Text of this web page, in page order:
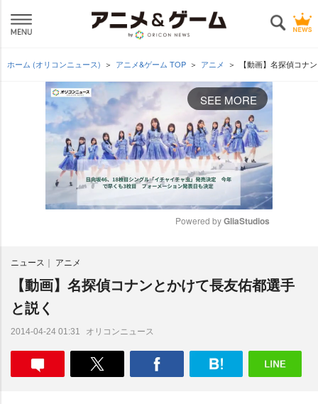
ホーム (オリコンニュース) アニメ&ゲーム TOP アニメ 【動画】名探偵コナ
SEE MORE
e
Powered by GliaStudios
ニュース アニメ
【動画】名探偵コナンとかけて長友佑都選手
と説く
2014-04-24 01:31 オリコンニュース